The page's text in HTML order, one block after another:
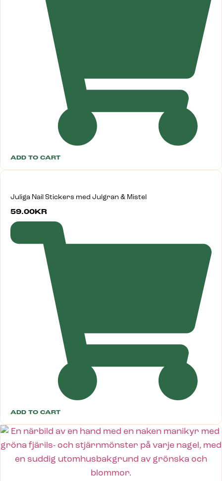
ADD TO CART
Juliga Nail Stickers med Julgran & Mistel
59.00 KR
ADD TO CART